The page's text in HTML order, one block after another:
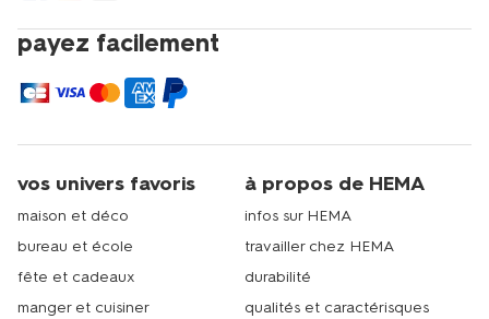
payez facilement
vos univers favoris
maison et déco
bureau et école
fête et cadeaux
manger et cuisiner
à propos de HEMA
infos sur HEMA
travailler chez HEMA
durabilité
qualités et caractérisques